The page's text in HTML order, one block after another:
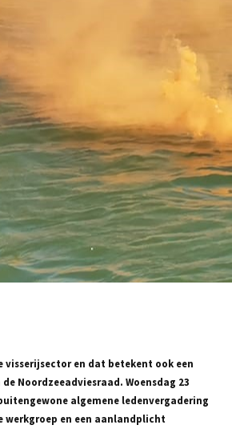
visserijsector en dat betekent ook een
Noordzeeadviesraad. Woensdag 23
algemene ledenvergadering
werkgroep en een aanlandplicht